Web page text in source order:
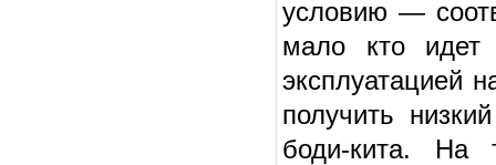
условию —
мало кто идет
эксплуатацией
получить
боди-кита. На